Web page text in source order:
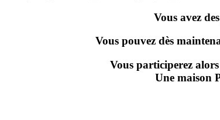
Vous avez
Vous pouvez dès
Vous participerez
Une maison